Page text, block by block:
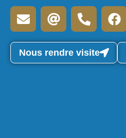
Nous rendre visite